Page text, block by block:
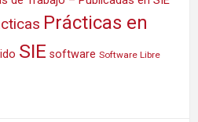
Prácticas en
SIE software Software Libre